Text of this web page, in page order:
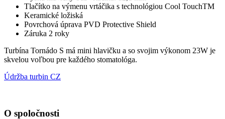
Tlačítko na výmenu vrtáčika s technológiou Cool TouchTM
Keramické ložiská
Povrchová úprava PVD Protective Shield
Záruka 2 roky
Turbína Tornádo S má mini hlavičku a so svojim výkonom 23W je
skvelou voľbou pre každého stomatológa.
Údržba turbin CZ
O spoločnosti